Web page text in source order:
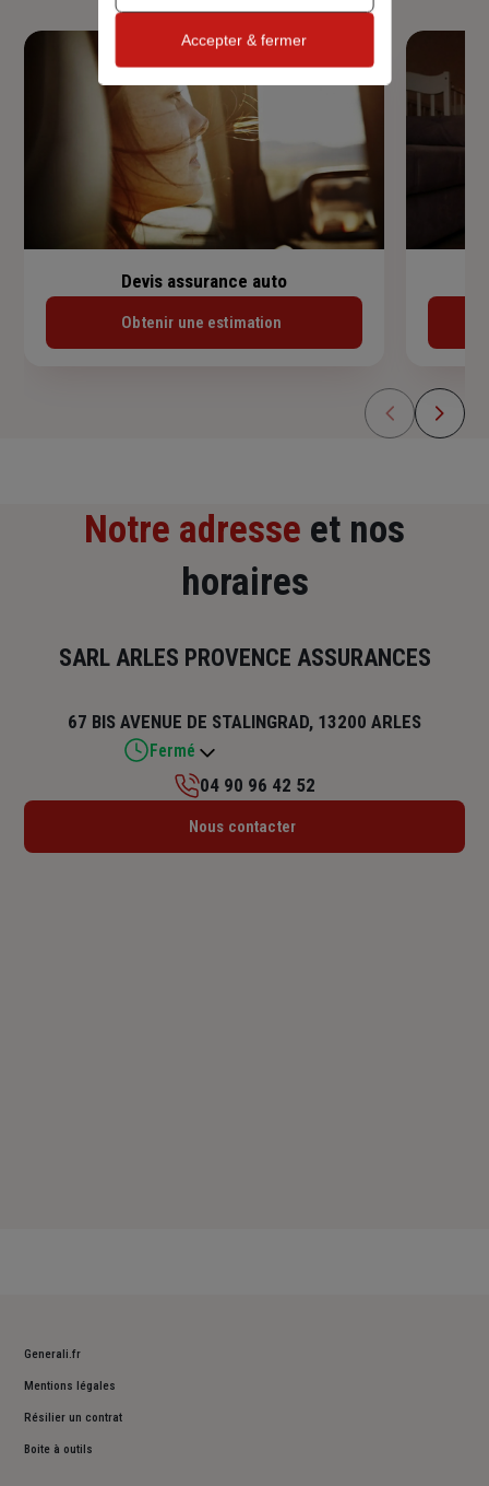
Devis assurance auto
Obtenir une estimation
Notre adresse et nos
horaires
SARL ARLES PROVENCE ASSURANCES
67 BIS AVENUE DE STALINGRAD, 13200 ARLES
Fermé
Lundi : 09h – 12h / 14h – 17h
04 90 96 42 52
Nous contacter
Generali.fr
Mentions légales
Résilier un contrat
Boite à outils
Accepter & fermer